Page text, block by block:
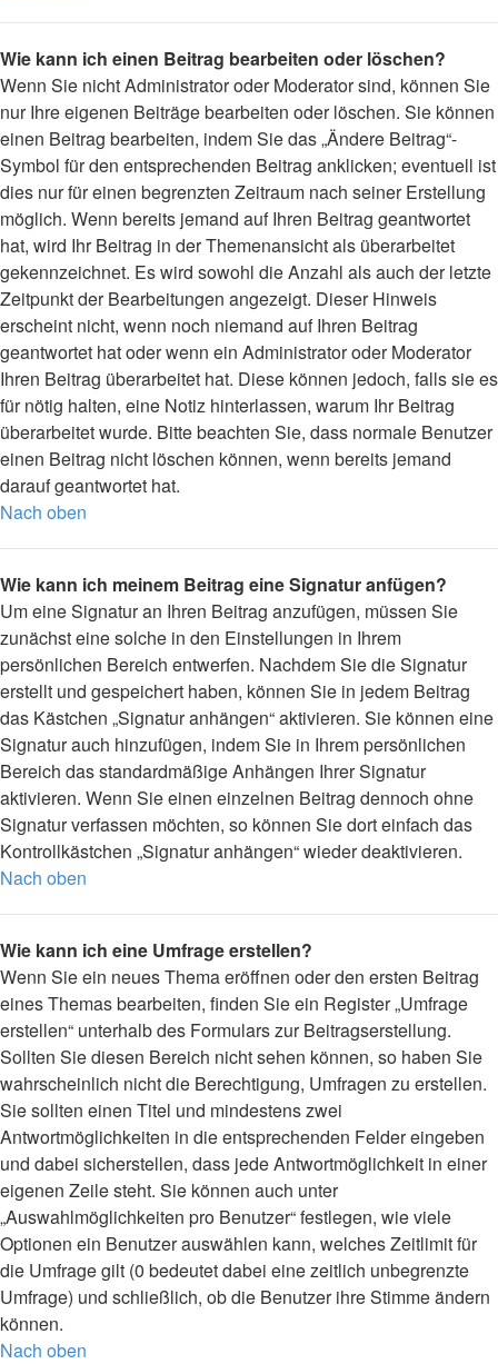
Wie kann ich einen Beitrag bearbeiten oder löschen?
Wenn Sie nicht Administrator oder Moderator sind, können Sie
nur Ihre eigenen Beiträge bearbeiten oder löschen. Sie können
einen Beitrag bearbeiten, indem Sie das „Ändere Beitrag“-
Symbol für den entsprechenden Beitrag anklicken; eventuell ist
dies nur für einen begrenzten Zeitraum nach seiner Erstellung
möglich. Wenn bereits jemand auf Ihren Beitrag geantwortet
hat, wird Ihr Beitrag in der Themenansicht als überarbeitet
gekennzeichnet. Es wird sowohl die Anzahl als auch der letzte
Zeitpunkt der Bearbeitungen angezeigt. Dieser Hinweis
erscheint nicht, wenn noch niemand auf Ihren Beitrag
geantwortet hat oder wenn ein Administrator oder Moderator
Ihren Beitrag überarbeitet hat. Diese können jedoch, falls sie es
für nötig halten, eine Notiz hinterlassen, warum Ihr Beitrag
überarbeitet wurde. Bitte beachten Sie, dass normale Benutzer
einen Beitrag nicht löschen können, wenn bereits jemand
darauf geantwortet hat.
Nach oben
Wie kann ich meinem Beitrag eine Signatur anfügen?
Um eine Signatur an Ihren Beitrag anzufügen, müssen Sie
zunächst eine solche in den Einstellungen in Ihrem
persönlichen Bereich entwerfen. Nachdem Sie die Signatur
erstellt und gespeichert haben, können Sie in jedem Beitrag
das Kästchen „Signatur anhängen“ aktivieren. Sie können eine
Signatur auch hinzufügen, indem Sie in Ihrem persönlichen
Bereich das standardmäßige Anhängen Ihrer Signatur
aktivieren. Wenn Sie einen einzelnen Beitrag dennoch ohne
Signatur verfassen möchten, so können Sie dort einfach das
Kontrollkästchen „Signatur anhängen“ wieder deaktivieren.
Nach oben
Wie kann ich eine Umfrage erstellen?
Wenn Sie ein neues Thema eröffnen oder den ersten Beitrag
eines Themas bearbeiten, finden Sie ein Register „Umfrage
erstellen“ unterhalb des Formulars zur Beitragserstellung.
Sollten Sie diesen Bereich nicht sehen können, so haben Sie
wahrscheinlich nicht die Berechtigung, Umfragen zu erstellen.
Sie sollten einen Titel und mindestens zwei
Antwortmöglichkeiten in die entsprechenden Felder eingeben
und dabei sicherstellen, dass jede Antwortmöglichkeit in einer
eigenen Zeile steht. Sie können auch unter
„Auswahlmöglichkeiten pro Benutzer“ festlegen, wie viele
Optionen ein Benutzer auswählen kann, welches Zeitlimit für
die Umfrage gilt (0 bedeutet dabei eine zeitlich unbegrenzte
Umfrage) und schließlich, ob die Benutzer ihre Stimme ändern
können.
Nach oben